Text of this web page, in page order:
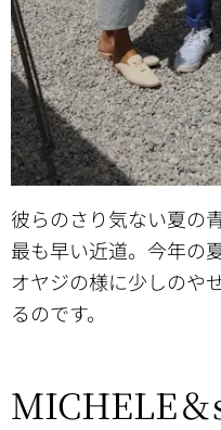
彼らのさり気ない夏の
最も早い近道。今年の
オヤジの様に少しのや
るのです。
MICHELE＆